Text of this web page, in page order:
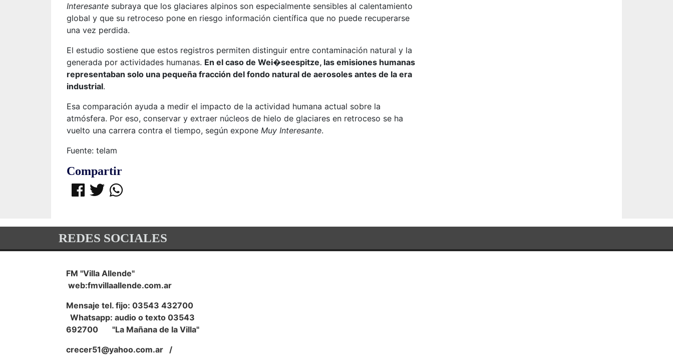
Interesante subraya que los glaciares alpinos son especialmente sensibles al calentamiento
global y que su retroceso pone en riesgo información científica que no puede recuperarse
una vez perdida.
El estudio sostiene que estos registros permiten distinguir entre contaminación natural y la
generada por actividades humanas. En el caso de Wei�seespitze, las emisiones humanas
representaban solo una pequeña fracción del fondo natural de aerosoles antes de la era
industrial.
Esa comparación ayuda a medir el impacto de la actividad humana actual sobre la
atmósfera. Por eso, conservar y extraer núcleos de hielo de glaciares en retroceso se ha
vuelto una carrera contra el tiempo, según expone Muy Interesante.
Fuente: telam
Compartir
REDES SOCIALES
FM "Villa Allende"
web:fmvillaallende.com.ar
Mensaje tel. fijo: 03543 432700
Whatsapp: audio o texto 03543
692700 "La Mañana de la Villa"
crecer51@yahoo.com.ar /